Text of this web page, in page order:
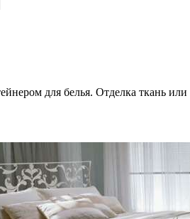
для белья. Отделка ткань или